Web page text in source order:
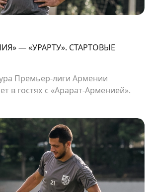
— «УРАРТУ». СТАРТОВЫЕ
Премьер-лиги Армении
в гостях с «Арарат-Арменией».